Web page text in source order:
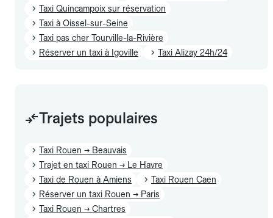
Taxi Quincampoix sur réservation
Taxi à Oissel-sur-Seine
Taxi pas cher Tourville-la-Rivière
Réserver un taxi à Igoville
Taxi Alizay 24h/24
Trajets populaires
Taxi Rouen → Beauvais
Trajet en taxi Rouen → Le Havre
Taxi de Rouen à Amiens
Taxi Rouen Caen
Réserver un taxi Rouen → Paris
Taxi Rouen → Chartres